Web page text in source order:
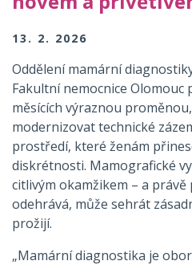
CHCI SE OBJEDNAT
ČASTÉ DOTAZY
O NÁS
13. 2. 2026
Oddělení mamární
Fakultní nemocnice Olomouc
měsících výraznou
modernizovat technické
prostředí, které ženám
diskrétnosti. Mamografické
citlivým okamžikem – a
odehrává, může sehrát
prožijí.
„Mamární diagnostika je